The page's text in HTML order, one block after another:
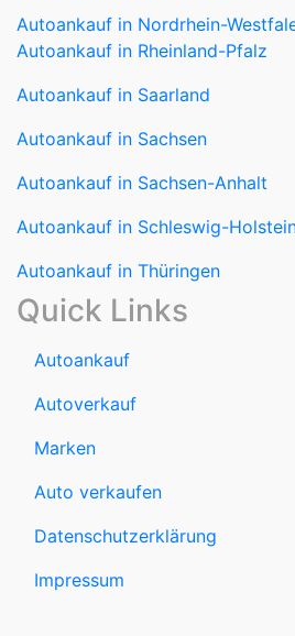
Autoankauf in Rheinland-Pfalz
Autoankauf in Thüringen
Quick Links